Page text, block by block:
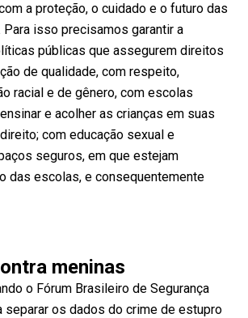
a proteção, o cuidado e o futuro das
isso precisamos garantir a
públicas que assegurem direitos
de qualidade, com respeito,
racial e de gênero, com escolas
e acolher as crianças em suas
com educação sexual e
seguros, em que estejam
das escolas, e consequentemente
meninas
o Fórum Brasileiro de Segurança
separar os dados do crime de estupro